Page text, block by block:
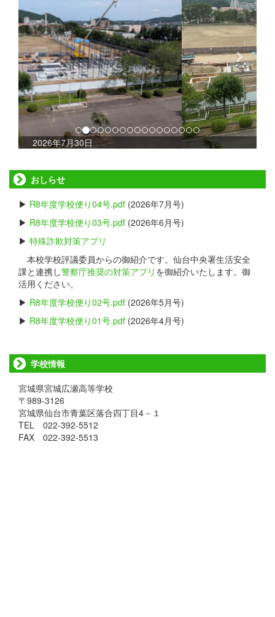
2026年7月15日
v
i
o
u
s
x
t
おしらせ
▶ R8年度学校便り04号.pdf (2026年7月号)
▶ R8年度学校便り03号.pdf (2026年6月号)
▶ 特殊詐欺対策アプリ
本校学校評議委員からの御紹介です。仙台中央署生活安全
課と連携し警察庁推奨の対策アプリ を御紹介いたします。御
活用ください。
▶ R8年度学校便り02号.pdf (2026年5月号)
▶ R8年度学校便り01号.pdf (2026年4月号)
学校情報
宮城県宮城広瀬高等学校
〒989-3126
宮城県仙台市青葉区落合四丁目4－１
TEL 022-392-5512
FAX 022-392-5513